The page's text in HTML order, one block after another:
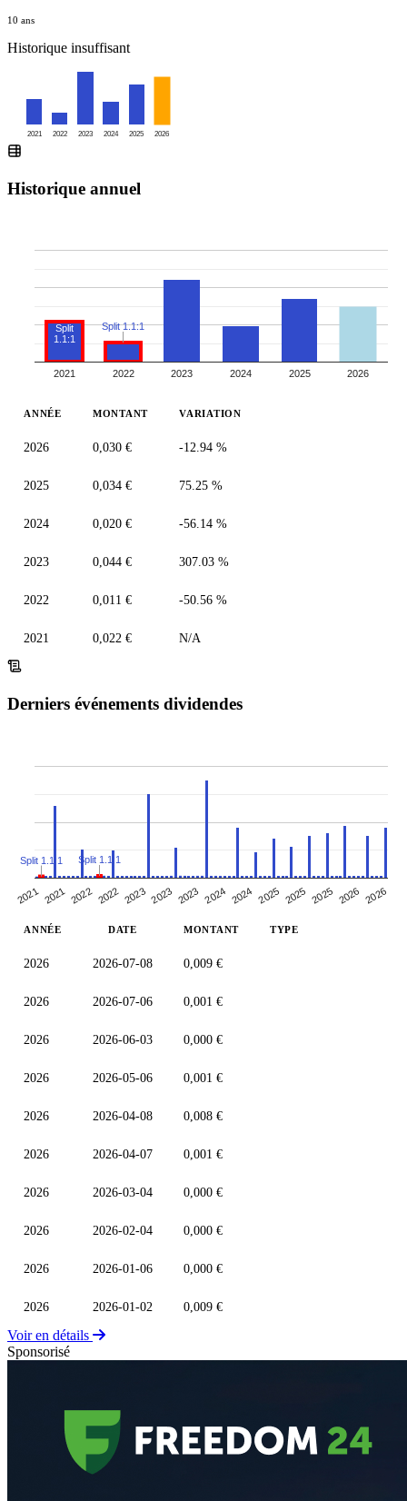
10 ans
Historique insuffisant
2021 2022 2023 2024 2025 2026
Historique annuel
2021 2022 2023 2024 2025 2026
Split
1.1:1
Split 1.1:1
ANNÉE MONTANT VARIATION
2026 0,030 € -12.94 %
2025 0,034 € 75.25 %
2024 0,020 € -56.14 %
2023 0,044 € 307.03 %
2022 0,011 € -50.56 %
2021 0,022 € N/A
Derniers événements dividendes
2021 2021 2022 2022 2023 2023 2023 2024 2024 2025 2025 2025 2026 2026
Split 1.1:1 Split 1.1:1
ANNÉE DATE MONTANT TYPE
2026 2026-07-08 0,009 €
2026 2026-07-06 0,001 €
2026 2026-06-03 0,000 €
2026 2026-05-06 0,001 €
2026 2026-04-08 0,008 €
2026 2026-04-07 0,001 €
2026 2026-03-04 0,000 €
2026 2026-02-04 0,000 €
2026 2026-01-06 0,000 €
2026 2026-01-02 0,009 €
Voir en détails
Sponsorisé